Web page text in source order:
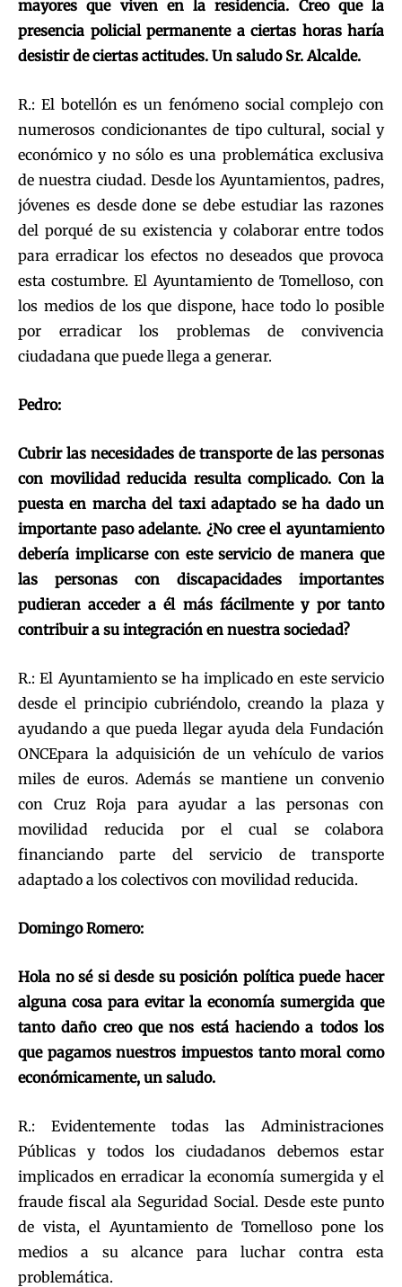
mayores que viven en la residencia. Creo que la
presencia policial permanente a ciertas horas haría
desistir de ciertas actitudes. Un saludo Sr. Alcalde.
R.: El botellón es un fenómeno social complejo con
numerosos condicionantes de tipo cultural, social y
económico y no sólo es una problemática exclusiva
de nuestra ciudad. Desde los Ayuntamientos, padres,
jóvenes es desde done se debe estudiar las razones
del porqué de su existencia y colaborar entre todos
para erradicar los efectos no deseados que provoca
esta costumbre. El Ayuntamiento de Tomelloso, con
los medios de los que dispone, hace todo lo posible
por erradicar los problemas de convivencia
ciudadana que puede llega a generar.
Pedro:
Cubrir las necesidades de transporte de las personas
con movilidad reducida resulta complicado. Con la
puesta en marcha del taxi adaptado se ha dado un
importante paso adelante. ¿No cree el ayuntamiento
debería implicarse con este servicio de manera que
las personas con discapacidades importantes
pudieran acceder a él más fácilmente y por tanto
contribuir a su integración en nuestra sociedad?
R.: El Ayuntamiento se ha implicado en este servicio
desde el principio cubriéndolo, creando la plaza y
ayudando a que pueda llegar ayuda dela Fundación
ONCEpara la adquisición de un vehículo de varios
miles de euros. Además se mantiene un convenio
con Cruz Roja para ayudar a las personas con
movilidad reducida por el cual se colabora
financiando parte del servicio de transporte
adaptado a los colectivos con movilidad reducida.
Domingo Romero:
Hola no sé si desde su posición política puede hacer
alguna cosa para evitar la economía sumergida que
tanto daño creo que nos está haciendo a todos los
que pagamos nuestros impuestos tanto moral como
económicamente, un saludo.
R.: Evidentemente todas las Administraciones
Públicas y todos los ciudadanos debemos estar
implicados en erradicar la economía sumergida y el
fraude fiscal ala Seguridad Social. Desde este punto
de vista, el Ayuntamiento de Tomelloso pone los
medios a su alcance para luchar contra esta
problemática.